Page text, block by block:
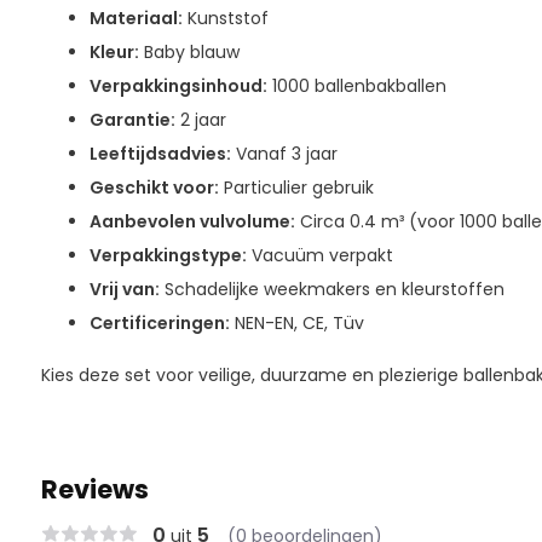
Materiaal: Kunststof
Kleur: Baby blauw
Verpakkingsinhoud: 1000 ballenbakballen
Garantie: 2 jaar
Leeftijdsadvies: Vanaf 3 jaar
Geschikt voor: Particulier gebruik
Aanbevolen vulvolume: Circa 0.4 m³ (voor 1000
Verpakkingstype: Vacuüm verpakt
Vrij van: Schadelijke weekmakers en kleurstoffen
Certificeringen: NEN-EN, CE, Tüv
Kies deze set voor veilige, duurzame en plezierige
Reviews
0 uit 5 (0 beoordelingen)